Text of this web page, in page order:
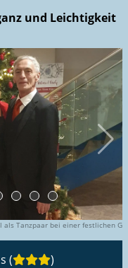
und Leichtigkeit
bei einer festlichen Gala mit
(
)